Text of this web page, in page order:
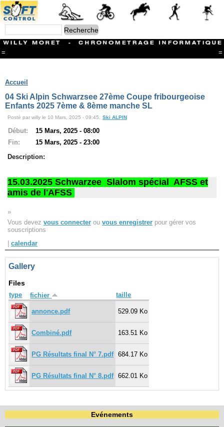
= =
Branches
CONTACT
FriRun Cup
Triathlon
Ski Nordique
Courses à pieds
Athlétisme
Coupe "Journal La Gruyère"
Hippisme
recherche
site map
Ouverture de session
Nom d'utilisateur:
Créer un nouveau compte
Demander un nouveau mot de passe
Accueil
04 Ski Alpin Schwarzsee 27ème Coupe fribourgeoise
Enfants 2025 7ème & 8ème manche SL
Posté par willy le 10 Mars, 2025 - 09:45. Ski ALPIN
Début:
15 Mars, 2025 - 08:00
Fin:
15 Mars, 2025 - 23:00
Description:
15.03.2025 Schwarzee Slalom spécial
AFSS et
amis de l'AFSS
»
Vous devez vous connecter ou vous enregistrer pour gérer vos
souscriptions
calendar
Gallery
Files
type fichier taille
annonce.pdf 529.09 Ko
Combiné.pdf 163.51 Ko
PG Résultats final N° 7.pdf 684.17 Ko
PG Résultats final N° 8.pdf 662.01 Ko
Evénements